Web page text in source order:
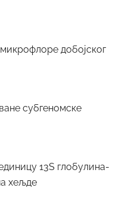
добојског
субгеномске
13S глобулина-
хељде